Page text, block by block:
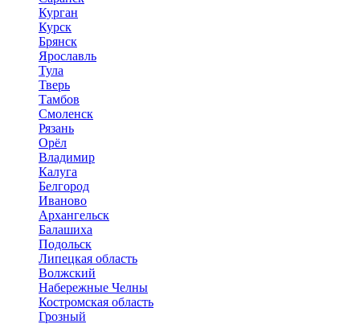
Курган
Курск
Брянск
Ярославль
Тула
Тверь
Тамбов
Смоленск
Рязань
Орёл
Владимир
Калуга
Белгород
Иваново
Архангельск
Балашиха
Подольск
Липецкая область
Волжский
Набережные Челны
Костромская область
Грозный